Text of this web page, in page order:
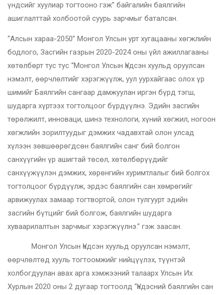
үндсийг хуулиар тогтооно гэж” байгалийн баялгийн
ашиглалттай холбоотой суурь зарчмыг баталсан.
“Алсын хараа-2050” Монгол Улсын урт хугацааны хөгжлийн
бодлого, Засгийн газрын 2020-2024 оны үйл ажиллагааны
хөтөлбөрт тус тус “Монгол Улсын Үндсэн хуульд оруулсан
нэмэлт, өөрчлөлтийг хэрэгжүүлж, уул уурхайгаас олох үр
шимийг Баялгийн сангаар дамжуулан иргэн бүрд тэгш,
шударга хүртээх тогтолцоог бүрдүүлнэ. Эдийн засгийн
төрөлжилт, инноваци, шинэ технологи, хүний хөгжил, ногоон
хөгжлийн зорилтуудыг дэмжих чадавхтай олон улсад
хүлээн зөвшөөрөгдсөн баялгийн санг бий болгон
санхүүгийн үр ашигтай төсөл, хөтөлбөрүүдийг
санхүүжүүлэн дэмжих, хөрөнгийн хуримтлалыг бий болгох
тогтолцоог бүрдүүлж, эрдэс баялгийн сан хөмрөгийг
арвижуулах замаар тогтвортой, олон тулгуурт эдийн
засгийн бүтцийг бий болгож, баялгийн шударга
хуваарилалтын зарчмыг хэрэгжүүлнэ.” гэж заасан.
Монгол Улсын Үндсэн хуульд оруулсан нэмэлт,
өөрчлөлтөд хууль тогтоомжийг нийцүүлэх, түүнтэй
холбогдуулан авах арга хэмжээний талаарх Улсын Их
Хурлын 2020 оны 2 дугаар тогтоолд “Үндэсний баялгийн сан